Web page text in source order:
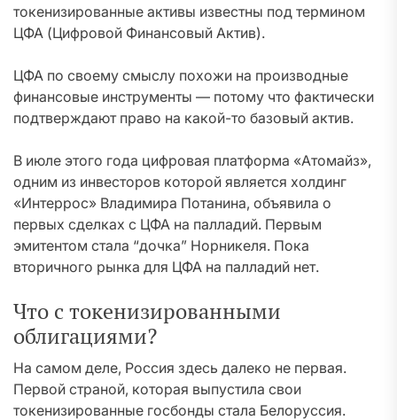
токенизированные активы известны под термином
ЦФА (Цифровой Финансовый Актив).
ЦФА по своему смыслу похожи на производные
финансовые инструменты — потому что фактически
подтверждают право на какой-то базовый актив.
В июле этого года цифровая платформа «Атомайз»,
одним из инвесторов которой является холдинг
«Интеррос» Владимира Потанина, объявила о
первых сделках с ЦФА на палладий. Первым
эмитентом стала “дочка” Норникеля. Пока
вторичного рынка для ЦФА на палладий нет.
Что с токенизированными
облигациями?
На самом деле, Россия здесь далеко не первая.
Первой страной, которая выпустила свои
токенизированные госбонды стала Белоруссия.